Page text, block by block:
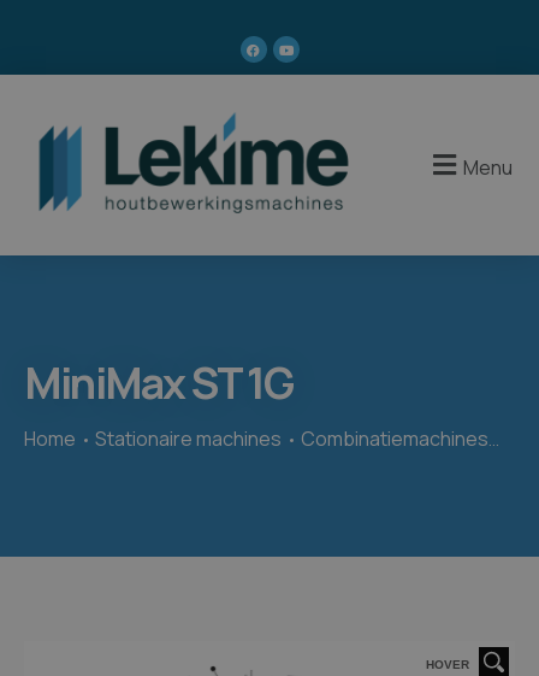
Menu
MiniMax ST 1G
Home Stationaire machines Combinatiemachines
HOVER